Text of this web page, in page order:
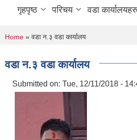
गृहपृष्ठ परिचय वडा कार्यालयहरु
You are here
Home » वडा न.३ वडा कार्यालय
वडा न.३ वडा कार्यालय
Submitted on: Tue, 12/11/2018 -